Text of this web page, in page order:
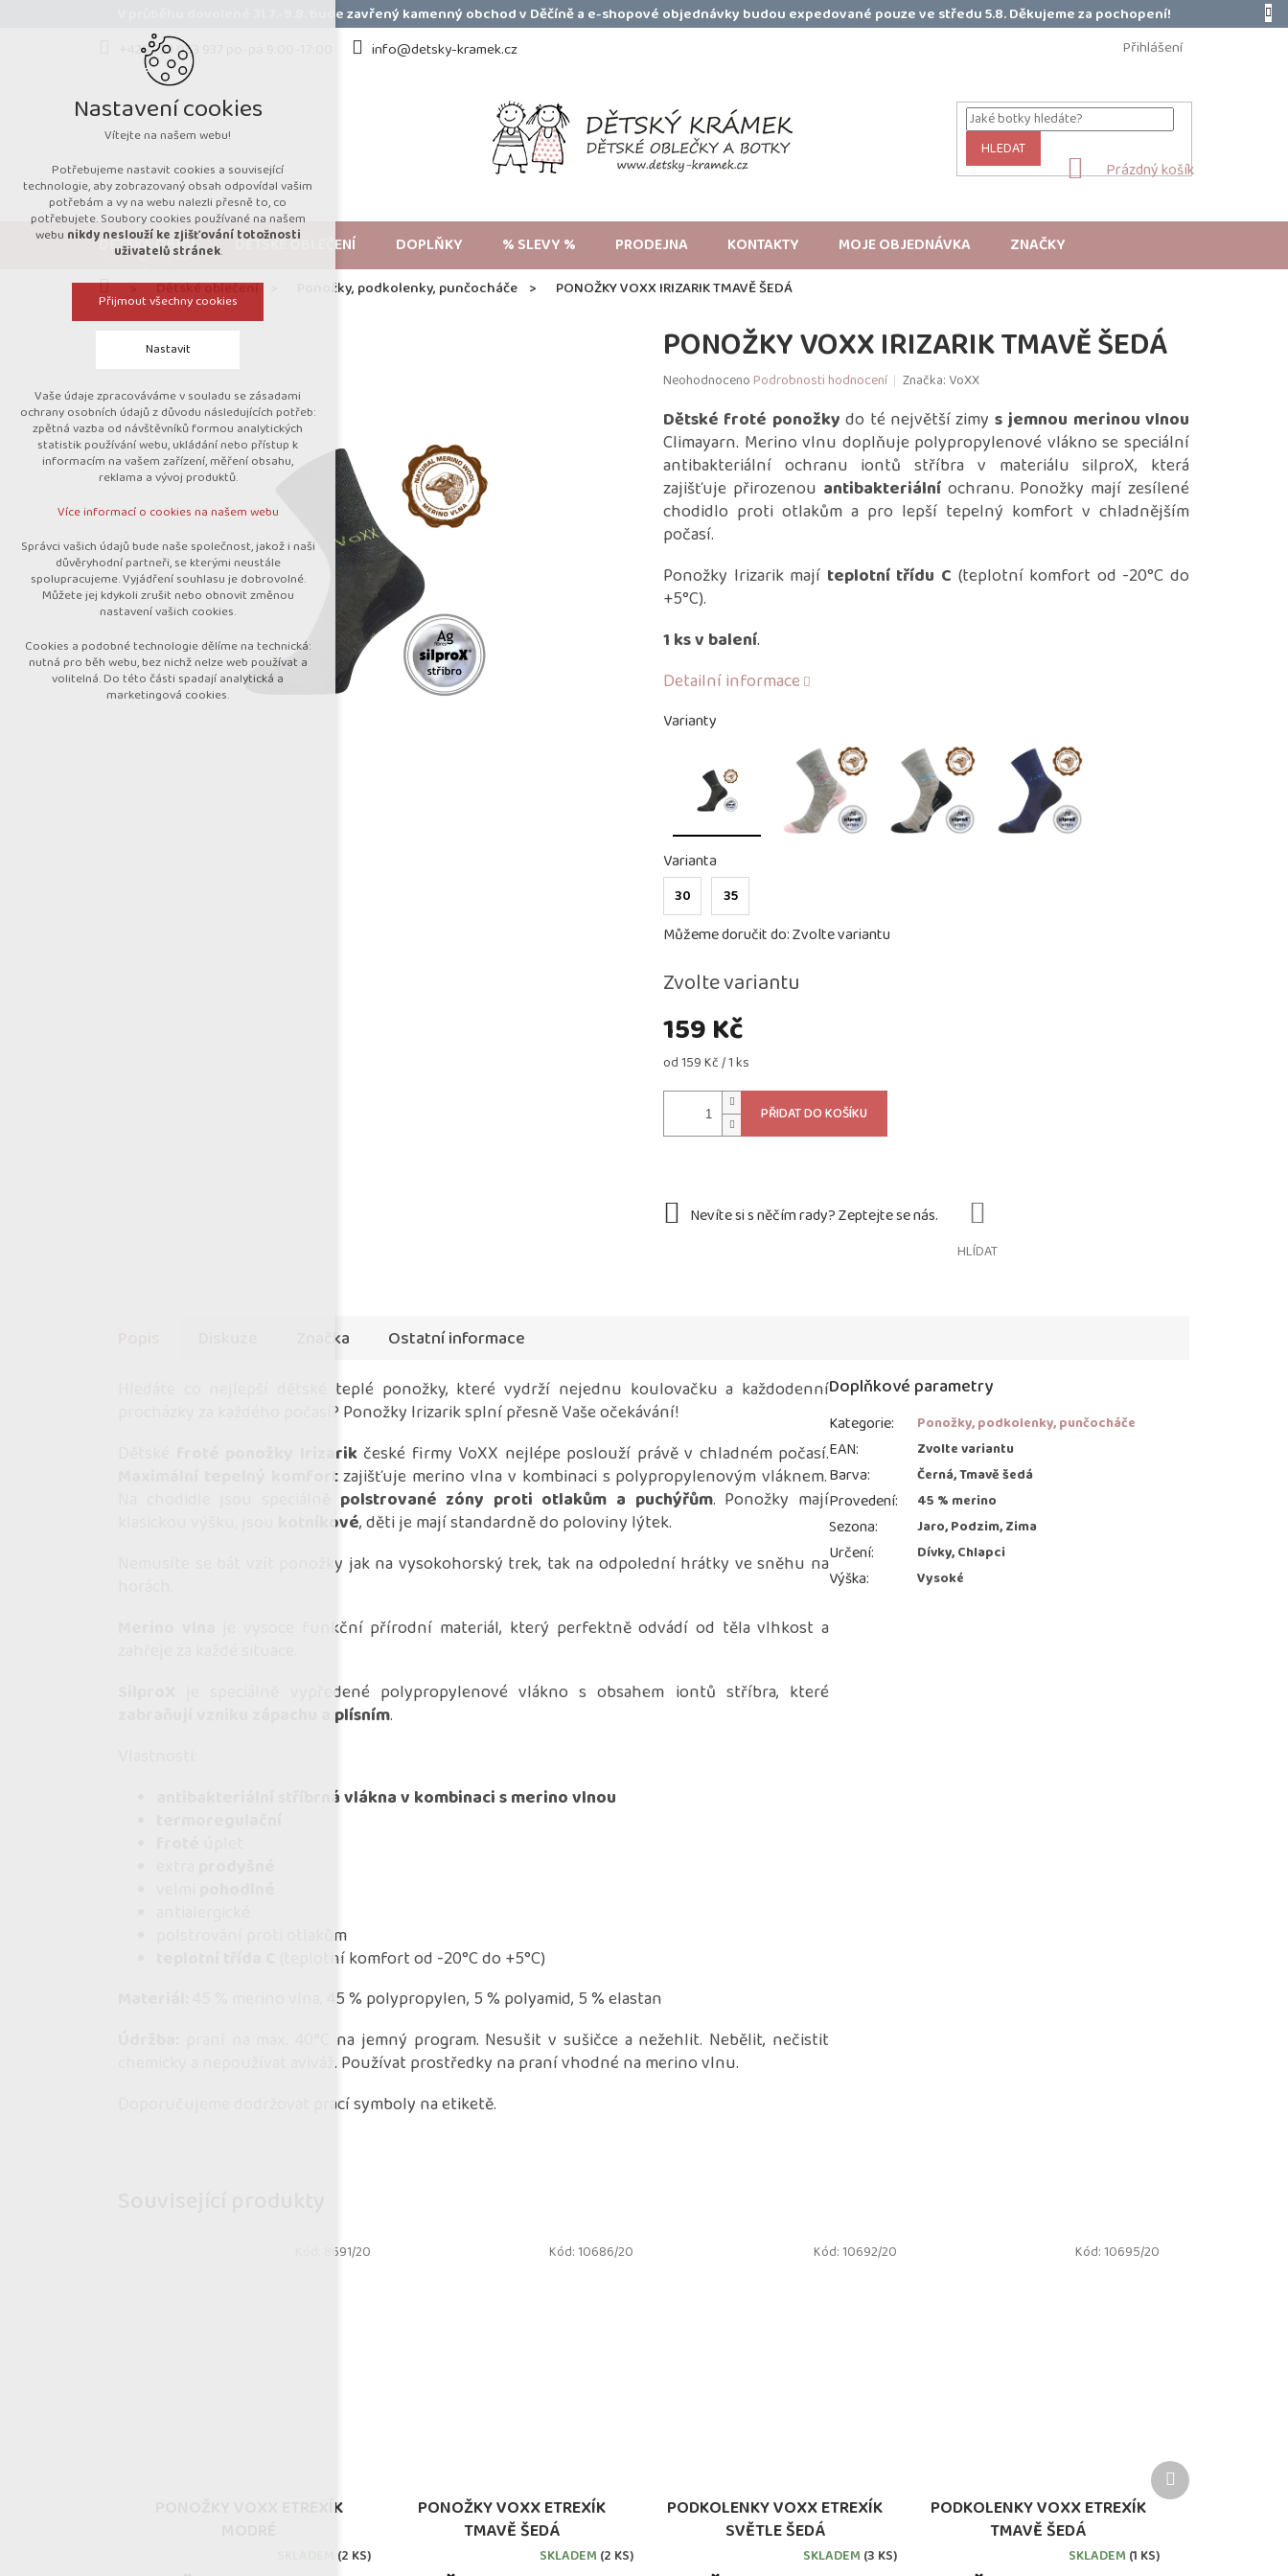
V průběhu dovolené 31.7.-9.8. bude zavřený kamenný obchod v Děčíně a e-shopové objednávky budou expedované pouze ve středu 5.8. Děkujeme za pochopení!
+420 723 053 937 po-pá 9:00-17:00
info@detsky-kramek.cz Přihlášení
HLEDAT
NÁKUPNÍ
Prázdný košík
DĚTSKÁ OBUV DĚTSKÉ OBLEČENÍ DOPLŇKY % SLEVY % PRODEJNA KONTAKTY MOJE OBJEDNÁVKA ZNAČKY
DomůDětské oblečení Ponožky, podkolenky, punčocháče PONOŽKY VOXX IRIZARIK TMAVĚ ŠEDÁ
PONOŽKY VOXX IRIZARIK TMAVĚ ŠEDÁ
Průměrné
produktu
je
0,0
z
5
hvězdiček.
NeohodnocenoPodrobnosti hodnocení Značka: VoXX
159 Kč
Měrná
od 159 Kč / 1 ks
Zvolte variantu
Varianty
Varianta
30 35
Můžeme doručit do:Zvolte variantu
PŘIDAT DO KOŠÍKU
Dětské froté ponožky do té největší zimy s jemnou merinou vlnou
Climayarn. Merino vlnu doplňuje polypropylenové vlákno se speciální
antibakteriální ochranu iontů stříbra v materiálu silproX, která
zajišťuje přirozenou antibakteriálníochranu. Ponožky mají zesílené
chodidlo proti otlakům a pro lepší tepelný komfort v chladnějším
počasí.
Ponožky Irizarik mají teplotní třídu C (teplotní komfort od -20°C do
+5°C).
1 ks v balení.
Detailní informace
HLÍDAT
PONOŽKY VOXX ETREXÍK
(2 KS)
8691/20
PONOŽKY VOXX ETREXÍK
TMAVĚ ŠEDÁ
SKLADEM (2 KS)
Kód:10686/20
PODKOLENKY VOXX ETREXÍK
SVĚTLE ŠEDÁ
SKLADEM (3 KS)
Kód:10692/20
PODKOLENKY VOXX ETREXÍK
TMAVĚ ŠEDÁ
SKLADEM (1 KS)
Kód:10695/20
Další
produkt
Značka
Ostatní informace
Hledáte co nejlepší dětské teplé ponožky, které vydrží nejednu koulovačku a každodenní
procházky za každého počasí? Ponožky Irizarik splní přesně Vaše očekávání!
froté ponožky Irizarikčeské firmy VoXX nejlépe poslouží právě v chladném počasí.
Maximální tepelný komfortzajišťuje merino vlna v kombinaci s polypropylenovým vláknem.
polstrované zóny proti otlakům a puchýřům. Ponožky mají
kotníkové, děti je mají standardně do poloviny lýtek.
Nemusíte se bát vzít ponožky jak na vysokohorský trek, tak na odpolední hrátky ve sněhu na
je vysoce funkční přírodní materiál, který perfektně odvádí od těla vlhkost a
speciálně vypředené polypropylenové vlákno s obsahem iontů stříbra, které
zabraňují vzniku zápachu a plísním.
antibakteriální stříbrná vlákna v kombinaci s merino vlnou
polstrování proti otlakům
(teplotní komfort od -20°C do +5°C)
45 % merino vlna, 45 % polypropylen, 5 % polyamid, 5 % elastan
praní na max. 40°C na jemný program. Nesušit v sušičce a nežehlit. Nebělit, nečistit
chemicky a nepoužívat aviváž. Používat prostředky na praní vhodné na merino vlnu.
Doporučujeme dodržovat prací symboly na etiketě.
Doplňkové parametry
Kategorie: Ponožky, podkolenky, punčocháče
EAN: Zvolte variantu
Barva: Černá, Tmavě šedá
Provedení: 45 % merino
Sezona: Jaro, Podzim, Zima
Určení: Dívky, Chlapci
Výška: Vysoké
Nastavení cookies
Vítejte na našem webu!
Potřebujeme nastavit cookies a související
technologie, aby zobrazovaný obsah odpovídal vašim
potřebám a vy na webu nalezli přesně to, co
potřebujete. Soubory cookies používané na našem
webu nikdy neslouží ke zjišťování totožnosti
uživatelů stránek.
Přijmout všechny cookies
Nastavit
Technická cookies
nutná pro provozování webu
udržení kontextu stránek (session):
případná přihlášení, volby jazyka, apod.
návštěvnosti
marketingová cookies (Google)
Více informací o cookies na našem webu
Přijmout všechny cookies
Odmítnout vše
Vaše údaje zpracováváme v souladu se zásadami
ochrany osobních údajů z důvodu následujících potřeb:
zpětná vazba od návštěvníků formou analytických
statistik používání webu, ukládání nebo přístup k
informacím na vašem zařízení, měření obsahu,
reklama a vývoj produktů.
Více informací o cookies na našem webu
Správci vašich údajů bude naše společnost, jakož i naši
důvěryhodní partneři, se kterými neustále
spolupracujeme. Vyjádření souhlasu je dobrovolné.
Můžete jej kdykoli zrušit nebo obnovit změnou
nastavení vašich cookies.
Cookies a podobné technologie dělíme na technická:
nutná pro běh webu, bez nichž nelze web používat a
volitelná. Do této části spadají analytická a
marketingová cookies.